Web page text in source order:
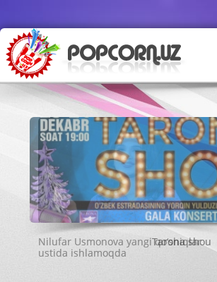
Tarona shou